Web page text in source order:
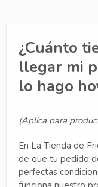
¿Cuánto
llegar mi
lo hago
(Aplica para
En La Tienda de
de que tu pedido
perfectas